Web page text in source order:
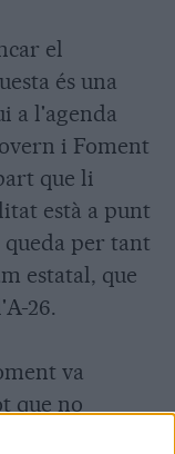
el
és una
a l'agenda
i Foment
que li
està a punt
per tant
estatal, que
26.
va
que no
al seu alcalde,